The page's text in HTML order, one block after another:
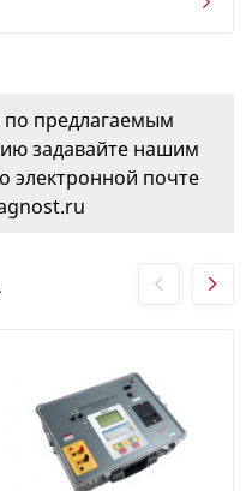
по предлагаемым
задавайте нашим
электронной почте